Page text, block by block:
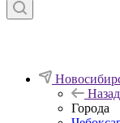
Назад
Города